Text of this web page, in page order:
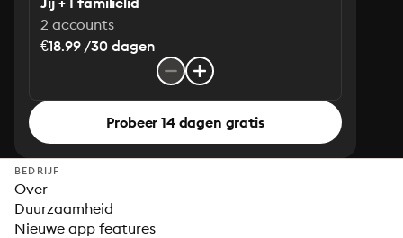
2 accounts
€18.99 /30 dagen
Probeer 14 dagen gratis
BEDRIJF
Over
Duurzaamheid
Nieuwe app features